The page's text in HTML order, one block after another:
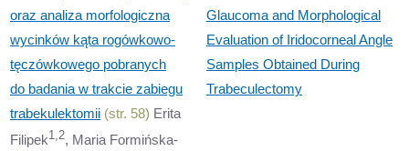
oraz analiza morfologiczna
wycinków kąta rogówkowo-
tęczówkowego pobranych
do badania w trakcie zabiegu
trabekulektomii (str. 58) Erita
Filipek1,2, Maria Formińska-
Glaucoma and Morphological
Evaluation of Iridocorneal Angle
Samples Obtained During
Trabeculectomy